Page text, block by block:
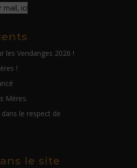
mail, ici
les Vendanges 2026 !
!
Mères.
le respect de
le site